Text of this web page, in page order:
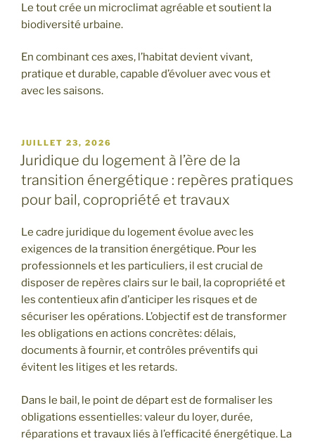
Le tout crée un microclimat agréable et soutient la
biodiversité urbaine.
En combinant ces axes, l’habitat devient vivant,
pratique et durable, capable d’évoluer avec vous et
avec les saisons.
PUBLIÉ
LE
JUILLET 23, 2026
Juridique du logement à l’ère de la
transition énergétique : repères pratiques
pour bail, copropriété et travaux
Le cadre juridique du logement évolue avec les
exigences de la transition énergétique. Pour les
professionnels et les particuliers, il est crucial de
disposer de repères clairs sur le bail, la copropriété et
les contentieux afin d’anticiper les risques et de
sécuriser les opérations. L’objectif est de transformer
les obligations en actions concrètes: délais,
documents à fournir, et contrôles préventifs qui
évitent les litiges et les retards.
Dans le bail, le point de départ est de formaliser les
obligations essentielles: valeur du loyer, durée,
réparations et travaux liés à l’efficacité énergétique. La